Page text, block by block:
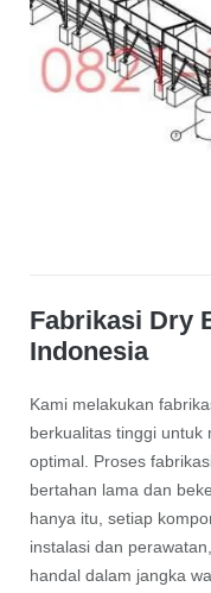
Fabrikasi Dry
Indonesia
Kami melakukan
berkualitas tinggi untuk
optimal. Proses
bertahan lama dan
hanya itu, setiap
instalasi dan
handal dalam jangka